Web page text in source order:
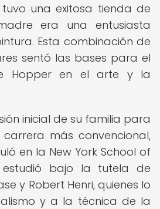
una exitosa tienda de
era una entusiasta
Esta combinación de
sentó las bases para el
Hopper en el arte y la
inicial de su familia para
más convencional,
en la New York School of
estudió bajo la tutela de
y Robert Henri, quienes lo
y a la técnica de la